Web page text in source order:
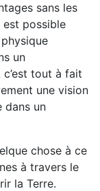
sans les
est possible
un
tout à fait
une vision
dans un
chose à ce
à travers le
la Terre.